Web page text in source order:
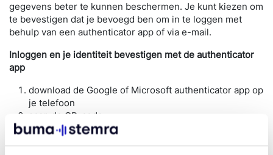
gegevens beter te kunnen beschermen. Je kunt kiezen om
te bevestigen dat je bevoegd ben om in te loggen met
behulp van een authenticator app of via e-mail.
Inloggen en je identiteit bevestigen met de authenticator
app
download de Google of Microsoft authenticator app op
je telefoon
scan de QR-code
er verschijnt een verificatie code, die vul je in in het